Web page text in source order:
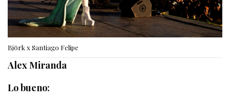
Björk x Santiago Felipe
Alex Miranda
Lo bueno: